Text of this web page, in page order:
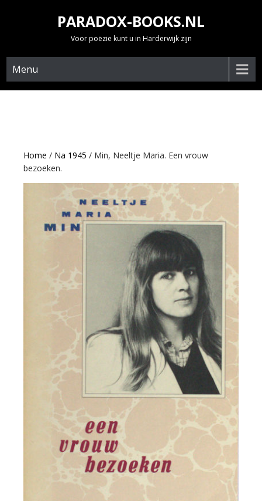
PARADOX-BOOKS.NL
Voor poëzie kunt u in Harderwijk zijn
Menu
Home / Na 1945 / Min, Neeltje Maria. Een vrouw
bezoeken.